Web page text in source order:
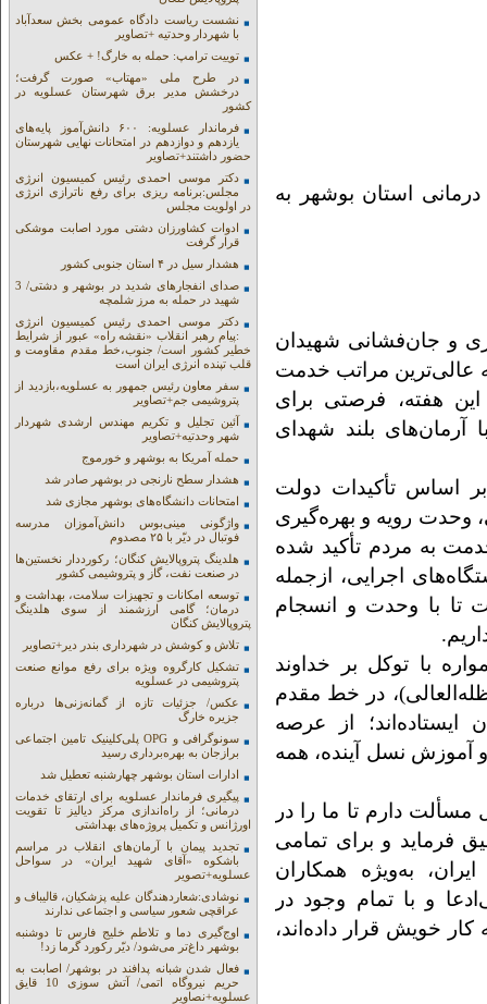
استان بوشهر به
و جان‌فشانی شهیدان
عالی‌ترین مراتب خدمت
هفته، فرصتی برای
بلند شهدای
اساس تأکیدات دولت
وحدت رویه و بهره‌گیری
به مردم تأکید شده
اجرایی، ازجمله
تا با وحدت و انسجام
با توکل بر خداوند
در خط مقدم
از عرصه
آموزش نسل آینده، همه
مسألت دارم تا ما را در
فرماید و برای تمامی
به‌ویژه همکاران
و با تمام وجود در
خویش قرار داده‌اند،
نشست ریاست دادگاه عمومی بخش سعدآباد
با شهردار وحدتیه +تصاویر
توییت ترامپ: حمله به خارگ! + عکس
در طرح ملی «مهتاب» صورت گرفت؛
درخشش مدیر برق شهرستان عسلویه در
کشور
فرماندار عسلویه: ۶۰۰ دانش‌آموز پایه‌های
یازدهم و دوازدهم در امتحانات نهایی شهرستان
حضور داشتند+تصاویر
دکتر موسی احمدی رئیس کمیسیون انرژی
مجلس:برنامه ریزی برای رفع ناترازی انرژی
در اولویت مجلس
ادوات کشاورزان دشتی مورد اصابت موشکی
قرار گرفت
هشدار سیل در ۴ استان جنوبی کشور
صدای انفجارهای شدید در بوشهر و دشتی/ 3
شهید در حمله به مرز شلمچه
دکتر موسی احمدی رئیس کمیسیون انرژی
:پیام رهبر انقلاب «نقشه راه» عبور از شرایط
خطیر کشور است/ جنوب،خط مقدم مقاومت و
قلب تپنده انرژی ایران است
سفر معاون رئیس جمهور به عسلویه،بازدید از
پتروشیمی جم+تصاویر
آئین تجلیل و تکریم مهندس ارشدی شهردار
شهر وحدتیه+تصاویر
حمله آمریکا به بوشهر و خورموج
هشدار سطح نارنجی در بوشهر صادر شد
امتحانات دانشگاه‌های بوشهر مجازی شد
واژگونی مینی‌بوس دانش‌آموزان مدرسه
فوتبال در دیّر با ۲۵ مصدوم
هلدینگ پتروپالایش کنگان؛ رکورددار نخستین‌ها
در صنعت نفت، گاز و پتروشیمی کشور
توسعه امکانات و تجهیزات سلامت، بهداشت و
درمان؛ گامی ارزشمند از سوی هلدینگ
پتروپالایش کنگان
تلاش و کوشش در شهرداری بندر دیر+تصاویر
تشکیل کارگروه ویژه برای رفع موانع صنعت
پتروشیمی در عسلویه
عکس/ جزئیات تازه از گمانه‌زنی‌ها درباره
جزیره خارگ
سونوگرافی و OPG پلی‌کلینیک تامین اجتماعی
برازجان به بهره‌برداری رسید
ادارات استان بوشهر چهارشنبه تعطیل شد
پیگیری فرماندار عسلویه برای ارتقای خدمات
درمانی؛ از راه‌اندازی مرکز دیالیز تا تقویت
اورژانس و تکمیل پروژه‌های بهداشتی
تجدید پیمان با آرمان‌های انقلاب در مراسم
باشکوه «آقای شهید ایران» در سواحل
عسلویه+تصویر
نوشادی:شعاردهندگان علیه پزشکیان، قالیباف و
عراقچی شعور سیاسی و اجتماعی ندارند
اوج‌گیری دما و تلاطم خلیج فارس تا دوشنبه
بوشهر داغ‌تر می‌شود/ دیّر رکورد گرما زد!
فعال شدن شبانه پدافند در بوشهر/ اصابت به
حریم نیروگاه اتمی/ آتش سوزی 10 قایق
عسلویه+نصاویر